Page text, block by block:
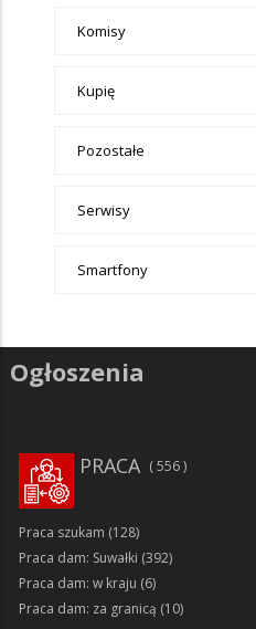
Komisy
Kupię
Pozostałe
Serwisy
Smartfony
Ogłoszenia
PRACA 556
Praca szukam (128)
Praca dam: Suwałki (392)
Praca dam: w kraju (6)
Praca dam: za granicą (10)